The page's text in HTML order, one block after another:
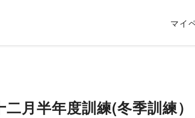
マイ
二月半年度訓練(冬季訓練